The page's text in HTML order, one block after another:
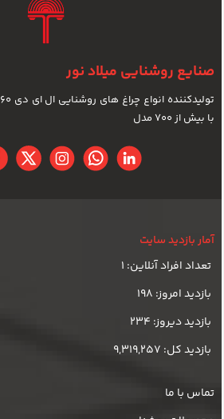
صنایع روشنایی میلاد نور
با بیش از 700 مدل
آمار بازدید سایت
تعداد افراد آنلاین: 1
بازدید امروز: 198
بازدید دیروز: 234
بازدید کل: 9,319,257
تماس با ما